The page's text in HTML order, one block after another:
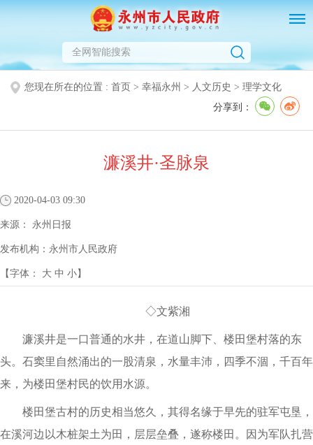
您现在所在的位置 : 首页 > 幸福永州 > 人文历史 > 理学文化
分享到：
濂溪井·圣脉泉
2020-04-03 09:30
来源： 永州日报
发布机构： 永州市人民政府
【字体： 大 中 小】
◇文紫湘
濂溪井是一口普通的水井，在道山脚下、楼田堡村落的东
头。石窦里自然涌出的一股清泉，水量丰沛，四季不涸，千百年
来，为楼田堡村民的饮用水源。
楼田堡古村的历史相当悠久，其得名缘于早先的驻军屯垦，
在溪河边以木桩架土为田，层层垒叠，遂称楼田。因为军队扎营